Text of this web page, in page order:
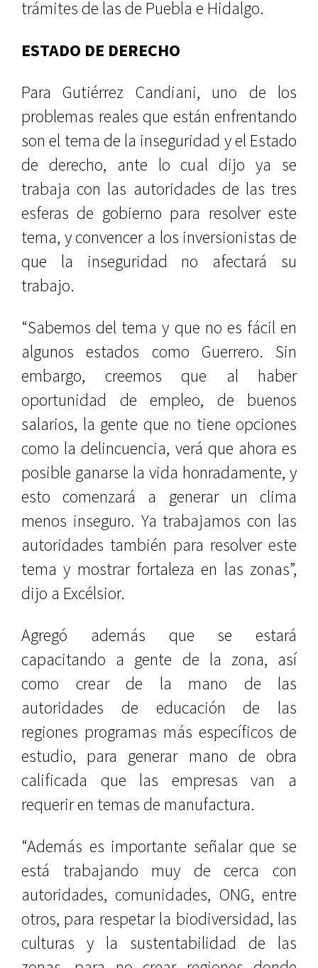
trámites de las de Puebla e Hidalgo.
ESTADO DE DERECHO
Para Gutiérrez Candiani, uno de los
problemas reales que están enfrentando
son el tema de la inseguridad y el Estado
de derecho, ante lo cual dijo ya se
trabaja con las autoridades de las tres
esferas de gobierno para resolver este
tema, y convencer a los inversionistas de
que la inseguridad no afectará su
trabajo.
“Sabemos del tema y que no es fácil en
algunos estados como Guerrero. Sin
embargo, creemos que al haber
oportunidad de empleo, de buenos
salarios, la gente que no tiene opciones
como la delincuencia, verá que ahora es
posible ganarse la vida honradamente, y
esto comenzará a generar un clima
menos inseguro. Ya trabajamos con las
autoridades también para resolver este
tema y mostrar fortaleza en las zonas”,
dijo a Excélsior.
Agregó además que se estará
capacitando a gente de la zona, así
como crear de la mano de las
autoridades de educación de las
regiones programas más específicos de
estudio, para generar mano de obra
calificada que las empresas van a
requerir en temas de manufactura.
“Además es importante señalar que se
está trabajando muy de cerca con
autoridades, comunidades, ONG, entre
otros, para respetar la biodiversidad, las
culturas y la sustentabilidad de las